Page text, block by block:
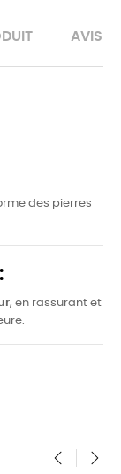
AVIS
des pierres
, en rassurant et